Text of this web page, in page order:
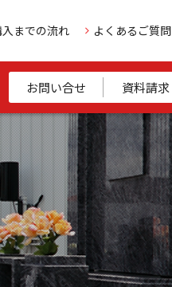
入までの流れ よくあるご質問
お問い合せ 資料請求